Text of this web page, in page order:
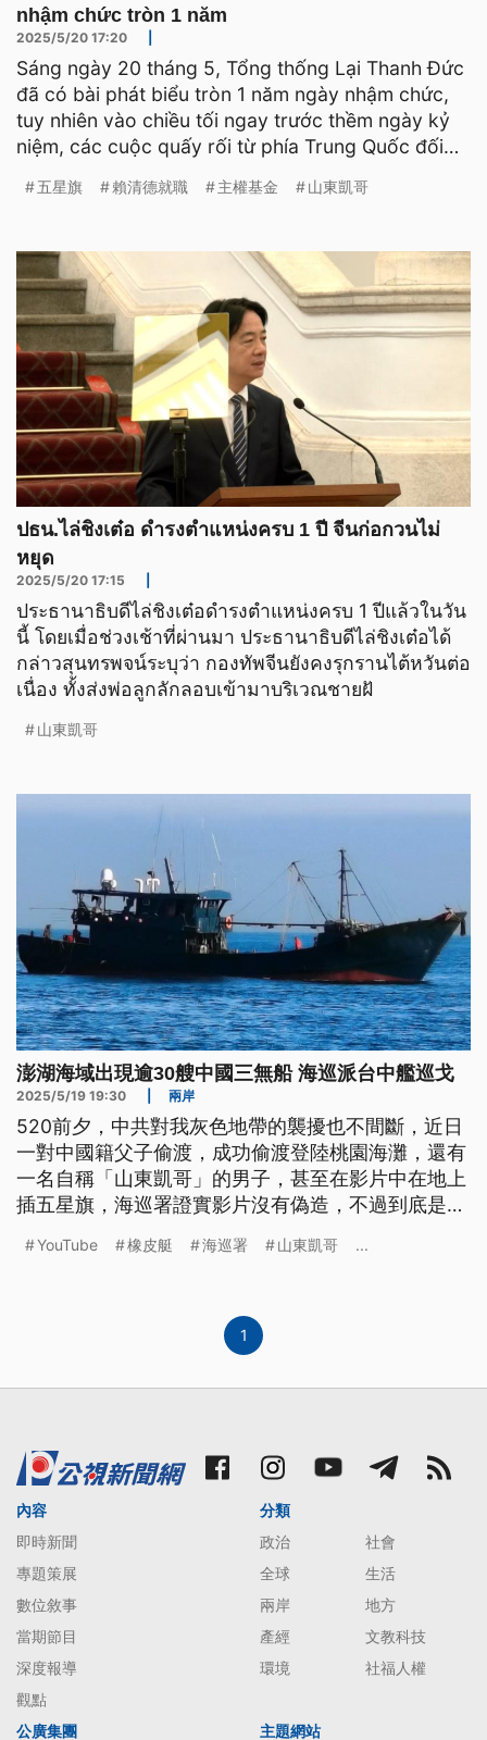
nhậm chức tròn 1 năm
2025/5/20 17:20
Sáng ngày 20 tháng 5, Tổng thống Lại Thanh Đức
đã có bài phát biểu tròn 1 năm ngày nhậm chức,
tuy nhiên vào chiều tối ngay trước thềm ngày kỷ
niệm, các cuộc quấy rối từ phía Trung Quốc đối
五星旗 賴清德就職 主權基金 山東凱哥
ปธน.ไล่ชิงเต๋อ ดำรงตำแหน่งครบ 1 ปี จีนก่อกวนไม่
หยุด
2025/5/20 17:15
ประธานาธิบดีไล่ชิงเต๋อดำรงตำแหน่งครบ 1 ปีแล้วในวัน
นี้ โดยเมื่อช่วงเช้าที่ผ่านมา ประธานาธิบดีไล่ชิงเต๋อได้
กล่าวสุนทรพจน์ระบุว่า กองทัพจีนยังคงรุกรานไต้หวันต่อ
เนื่อง ทั้งส่งพ่อลูกลักลอบเข้ามาบริเวณชายฝั
山東凱哥
澎湖海域出現逾30艘中國三無船 海巡派台中艦巡戈
2025/5/19 19:30 兩岸
520前夕，中共對我灰色地帶的襲擾也不間斷，近日
一對中國籍父子偷渡，成功偷渡登陸桃園海灘，還有
一名自稱「山東凱哥」的男子，甚至在影片中在地上
插五星旗，海巡署證實影片沒有偽造，不過到底是真
在澎湖西南海域出現30多艘的中國三無漁船，在中國
YouTube 橡皮艇 海巡署 山東凱哥 ...
1
內容
即時新聞
專題策展
數位敘事
當期節目
深度報導
觀點
分類
政治
社會
全球
生活
兩岸
地方
產經
文教科技
環境
社福人權
公廣集團 主題網站